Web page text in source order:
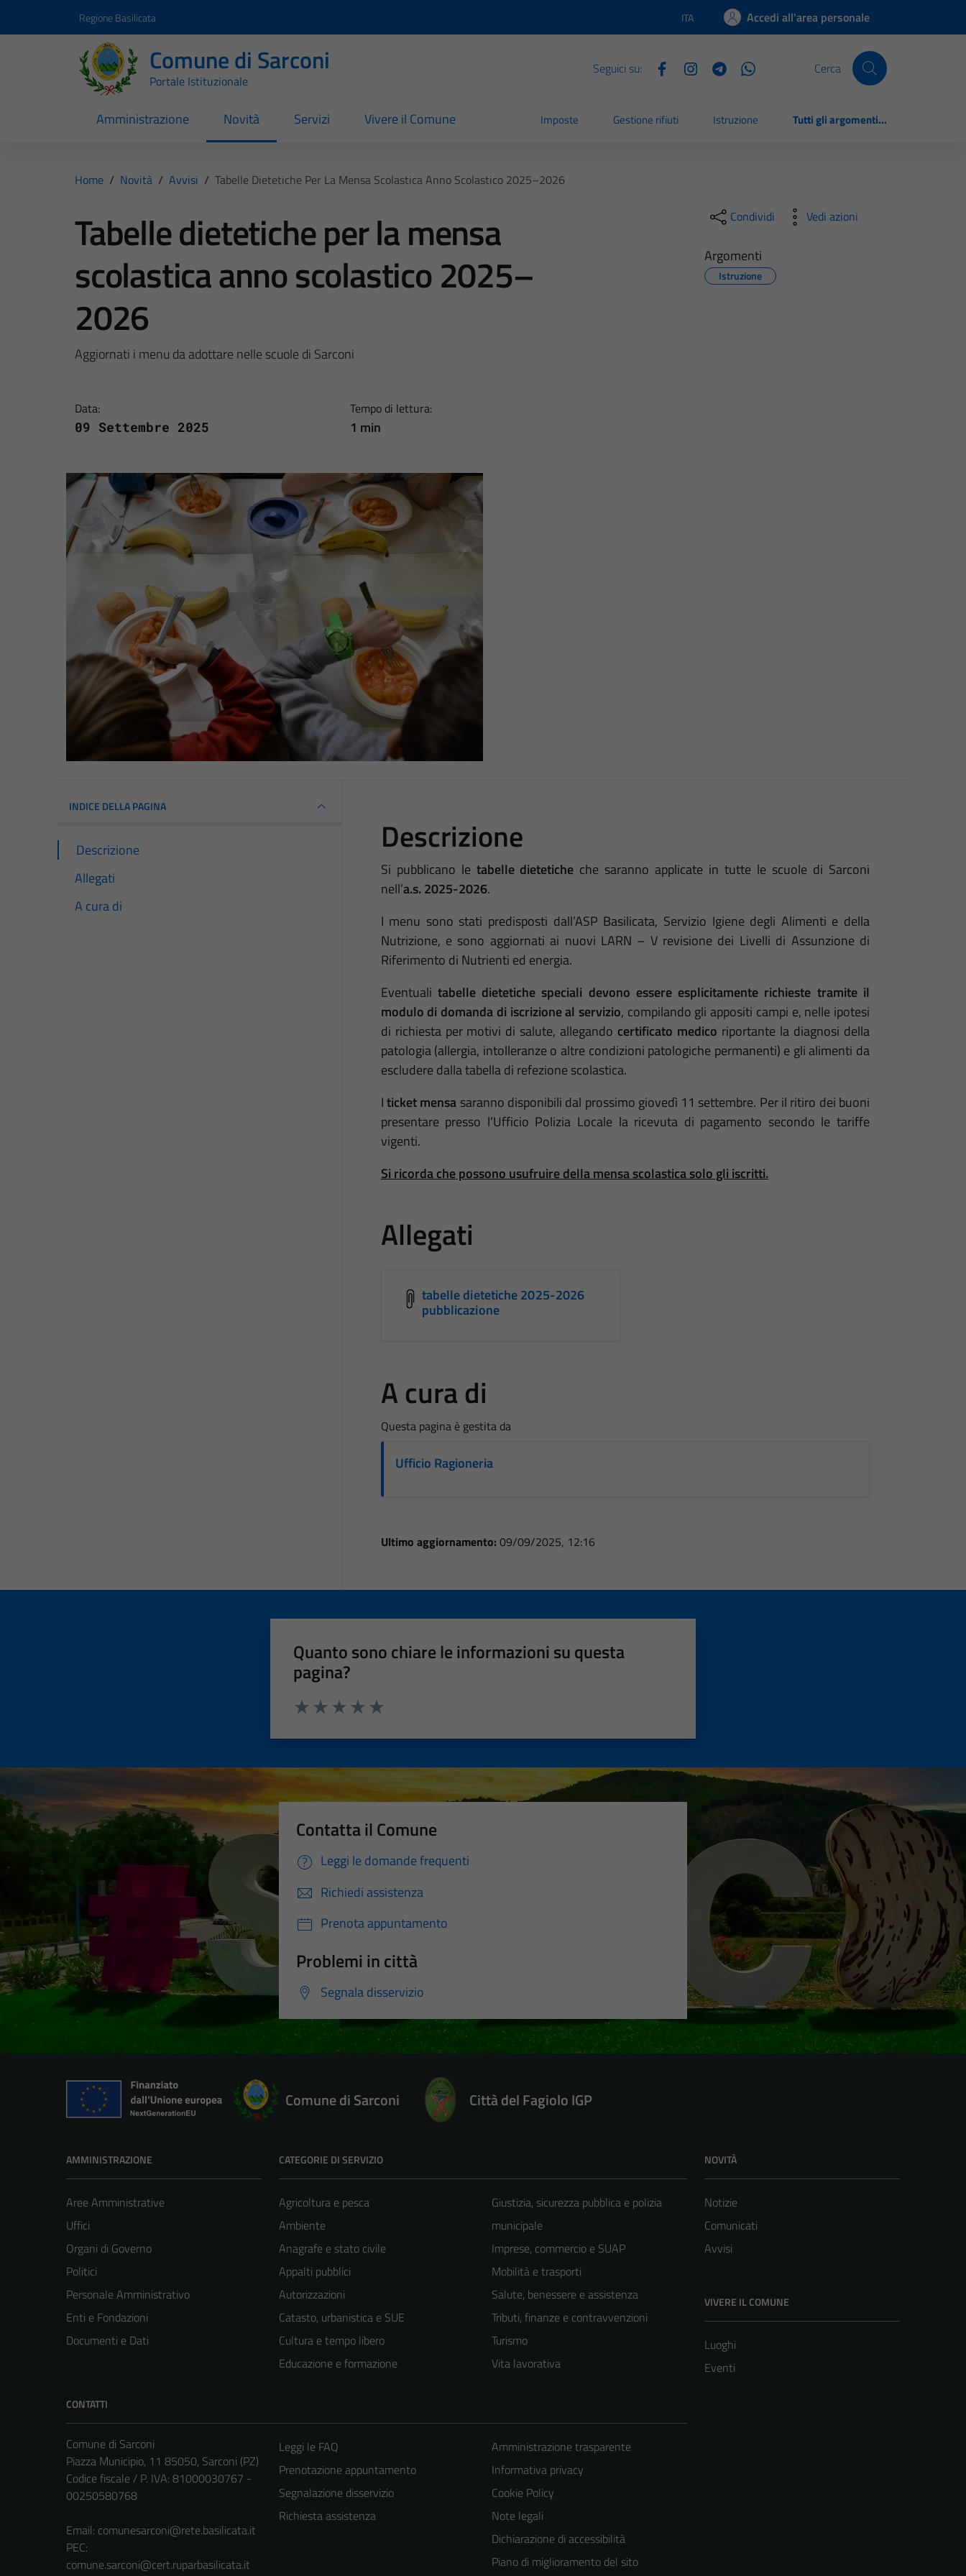
Regione Basilicata Lingua attiva:
ITA Accedi all'area personale
Comune di Sarconi
Portale Istituzionale
Seguici su: Cerca
Amministrazione Novità Servizi Vivere il Comune Imposte Gestione rifiuti Istruzione Tutti gli argomenti...
Home / Novità / Avvisi / Tabelle Dietetiche Per La Mensa Scolastica Anno Scolastico 2025–2026
Tabelle dietetiche per la mensa
scolastica anno scolastico 2025–
2026
Aggiornati i menu da adottare nelle scuole di Sarconi
Data:
09 Settembre 2025
Tempo di lettura:
1 min
Condividi Vedi azioni
Argomenti
Istruzione
INDICE DELLA PAGINA
Descrizione
Allegati
A cura di
Descrizione
Si pubblicano le tabelle dietetiche che saranno applicate in tutte le scuole di Sarconi
nell’a.s. 2025-2026.
I menu sono stati predisposti dall’ASP Basilicata, Servizio Igiene degli Alimenti e della
Nutrizione, e sono aggiornati ai nuovi LARN – V revisione dei Livelli di Assunzione di
Riferimento di Nutrienti ed energia.
Eventuali tabelle dietetiche speciali devono essere esplicitamente richieste tramite il
modulo di domanda di iscrizione al servizio, compilando gli appositi campi e, nelle ipotesi
di richiesta per motivi di salute, allegando certificato medico riportante la diagnosi della
patologia (allergia, intolleranze o altre condizioni patologiche permanenti) e gli alimenti da
escludere dalla tabella di refezione scolastica.
Iticket mensa saranno disponibili dal prossimo giovedì 11 settembre. Per il ritiro dei buoni
presentare presso l’Ufficio Polizia Locale la ricevuta di pagamento secondo le tariffe
vigenti.
Si ricorda che possono usufruire della mensa scolastica solo gli iscritti.
Allegati
tabelle dietetiche 2025-2026
pubblicazione
A cura di
Questa pagina è gestita da
Ufficio Ragioneria
Ultimo aggiornamento: 09/09/2025, 12:16
Quanto sono chiare le informazioni su questa
pagina?
Contatta il Comune
Leggi le domande frequenti
Richiedi assistenza
Prenota appuntamento
Problemi in città
Segnala disservizio
Comune di Sarconi Città del Fagiolo IGP
AMMINISTRAZIONE
Aree Amministrative
Uffici
Organi di Governo
Politici
Personale Amministrativo
Enti e Fondazioni
Documenti e Dati
CATEGORIE DI SERVIZIO
Agricoltura e pesca
Ambiente
Anagrafe e stato civile
Appalti pubblici
Autorizzazioni
Catasto, urbanistica e SUE
Cultura e tempo libero
Educazione e formazione
Giustizia, sicurezza pubblica e polizia
municipale
Imprese, commercio e SUAP
Mobilità e trasporti
Salute, benessere e assistenza
Tributi, finanze e contravvenzioni
Turismo
Vita lavorativa
NOVITÀ
Notizie
Comunicati
Avvisi
VIVERE IL COMUNE
Luoghi
Eventi
CONTATTI
Comune di Sarconi
Piazza Municipio, 11 85050, Sarconi (PZ)
Codice fiscale / P. IVA: 81000030767 -
00250580768
Email: comunesarconi@rete.basilicata.it
PEC:
comune.sarconi@cert.ruparbasilicata.it
Leggi le FAQ
Prenotazione appuntamento
Segnalazione disservizio
Richiesta assistenza
Amministrazione trasparente
Informativa privacy
Cookie Policy
Note legali
Dichiarazione di accessibilità
Piano di miglioramento del sito
Tecnici
Questi cookie
per il